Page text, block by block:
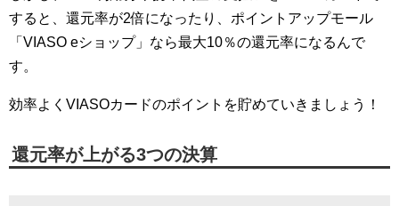
すると、還元率が2倍になったり、ポイントアップモール
「VIASO eショップ」なら最大10％の還元率になるんで
す。
効率よくVIASOカードのポイントを貯めていきましょう！
還元率が上がる3つの決算